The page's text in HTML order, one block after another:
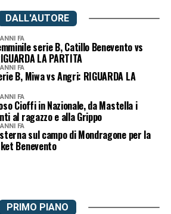
DALL'AUTORE
FA
serie B, Catillo Benevento vs
LA PARTITA
FA
B, Miwa vs Angri: RIGUARDA LA
FA
Cioffi in Nazionale, da Mastella i
al ragazzo e alla Grippo
FA
sul campo di Mondragone per la
Benevento
PRIMO PIANO